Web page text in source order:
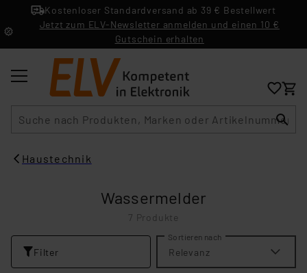
Kostenloser Standardversand ab 39 € Bestellwert
Jetzt zum ELV-Newsletter anmelden und einen 10 €
Gutschein erhalten
Haustechnik
Wassermelder
7 Produkte
Filter
Sortieren nach
Relevanz